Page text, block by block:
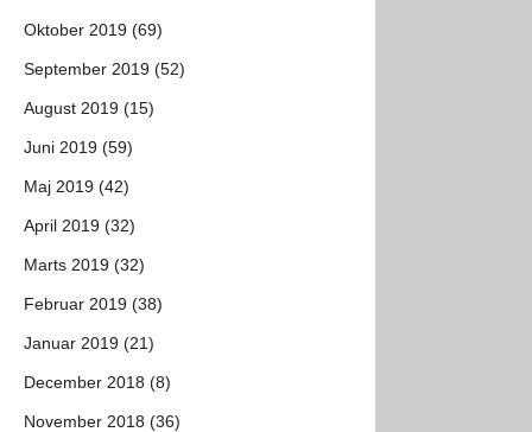
Oktober 2019 (69)
September 2019 (52)
August 2019 (15)
Juni 2019 (59)
Maj 2019 (42)
April 2019 (32)
Marts 2019 (32)
Februar 2019 (38)
Januar 2019 (21)
December 2018 (8)
November 2018 (36)